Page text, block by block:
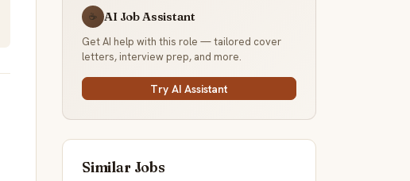
☕ AI Job Assistant
Get AI help with this role — tailored cover
letters, interview prep, and more.
Try AI Assistant
Similar Jobs